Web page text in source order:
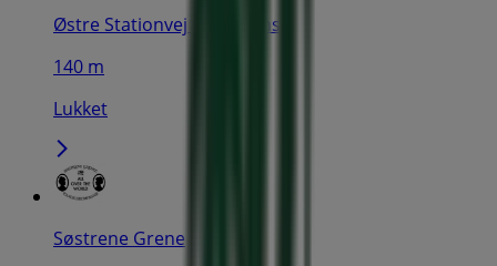
Østre Stationvej 4-6, Odense
140 m
Lukket
Søstrene Grene